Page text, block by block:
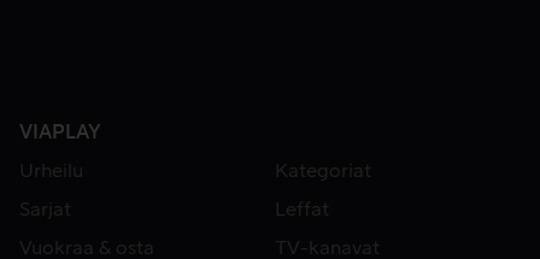
VIAPLAY
Urheilu
Kategoriat
Sarjat
Leffat
Vuokraa & osta
TV-kanavat